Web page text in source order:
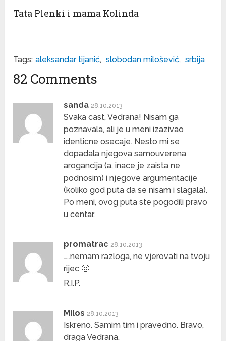
Tata Plenki i mama Kolinda
Tags: aleksandar tijanić, slobodan milošević, srbija
82 Comments
sanda 28.10.2013
Svaka cast, Vedrana! Nisam ga
poznavala, ali je u meni izazivao
identicne osecaje. Nesto mi se
dopadala njegova samouverena
arogancija (a, inace je zaista ne
podnosim) i njegove argumentacije
(koliko god puta da se nisam i slagala).
Po meni, ovog puta ste pogodili pravo
u centar.
promatrac 28.10.2013
…..nemam razloga, ne vjerovati na tvoju
rijec 🙂
R.I.P.
Milos 28.10.2013
Iskreno. Samim tim i pravedno. Bravo,
draga Vedrana.